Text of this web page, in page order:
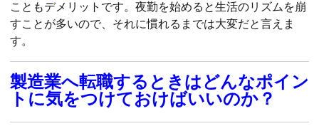
こともデメリットです。夜勤を始めると生活のリズムを崩
すことが多いので、それに慣れるまでは大変だと言えま
す。
製造業へ転職するときはどんなポイン
トに気をつけておけばいいのか？